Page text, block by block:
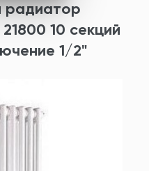
радиатор
21800 10 секций
1/2"